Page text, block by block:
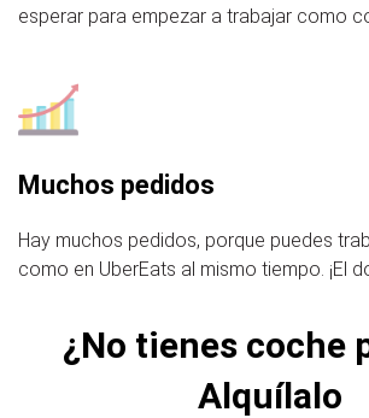
esperar para empezar a trabajar como
Muchos pedidos
Hay muchos pedidos, porque puedes
como en UberEats al mismo tiempo. ¡El
¿No tienes coche
Alquílalo